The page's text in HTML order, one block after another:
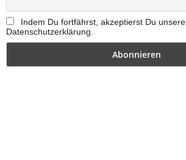
Indem Du fortfährst, akzeptierst Du unsere
Datenschutzerklärung.